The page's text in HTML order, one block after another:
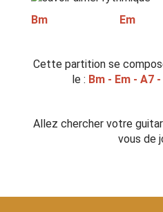
Bm Em
Cette partition se
le : Bm - Em - A7
Allez chercher votre
vous de